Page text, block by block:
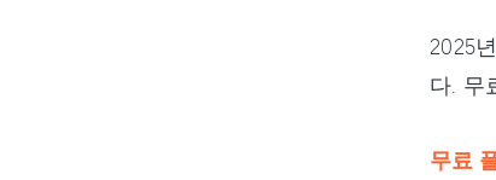
2025
다. 무
무료